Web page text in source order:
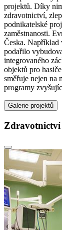
projektů. Díky
zdravotnictví,
podnikatelské
zaměstnanosti.
Česka. Například
podařilo
integrovaného
objektů pro
směřuje nejen na
programy
Galerie projektů
Zdravotnictví